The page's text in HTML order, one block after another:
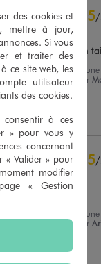
5/
vérifié et récompensé
confortable,  bien
06/08/2026 , suite à une
du
24/07/2026 par
Signaler
5/
vérifié et récompensé
de belles formes.
, suite à une
23/07/2026 par
des cookies et
mettre à jour,
Si vous
et traiter des
ce site web, les
utilisateur
des cookies.
à ces
» pour vous y
concernant
« Valider » pour
modifier
« Gestion